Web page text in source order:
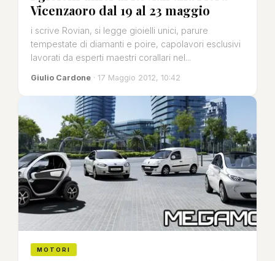
Vicenzaoro dal 19 al 23 maggio
i scrive Rovian, si legge gioielli unici, parure
tempestate di diamanti e poire, capolavori esclusivi
lavorati da esperti maestri corallari nel...
Giulio Cardone · 17 Maggio 2012, 10:42
MOTORI